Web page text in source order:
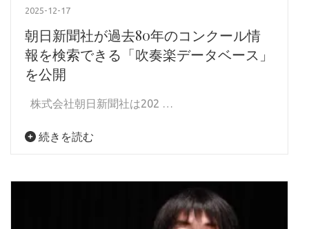
2025-12-17
朝日新聞社が過去80年のコンクール情
報を検索できる「吹奏楽データベース」
を公開
株式会社朝日新聞社は202 …
続きを読む